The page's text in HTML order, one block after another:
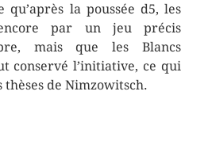
la poussée d5, les
par un jeu précis
mais que les Blancs
conservé l’initiative, ce qui
de Nimzowitsch.